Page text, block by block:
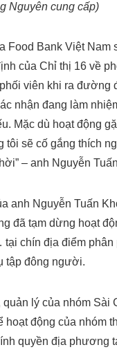
Nguyên cung cấp)
Food Bank Việt Nam
của Chỉ thị 16 về
viên khi ra đường
nhận đang làm
Mặc dù hoạt động
tôi sẽ cố gắng thích
– anh Nguyễn
anh Nguyễn Tuấn
đã tạm dừng hoạt
chín địa điểm phân
tập đông người.
lý của nhóm Sài
hoạt động của nhóm
quyền địa phương